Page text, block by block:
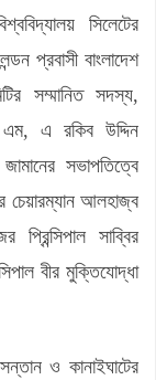
সিলেটের
প্রবাসী বাংলাদেশ
সম্মানিত সদস্য,
এম, এ রকিব উদ্দিন
সভাপতিত্বে
চেয়ারম্যান আলহাজ্ব
সাব্বির
বীর মুক্তিযোদ্ধা
ও কানাইঘাটের